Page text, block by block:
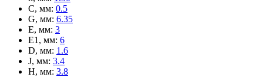
C, мм: 0.5
G, мм: 6.35
E, мм: 3
E1, мм: 6
D, мм: 1.6
J, мм: 3.4
H, мм: 3.8